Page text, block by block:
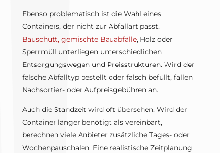
Ebenso problematisch ist die Wahl eines
Containers, der nicht zur Abfallart passt.
Bauschutt, gemischte Bauabfälle, Holz oder
Sperrmüll unterliegen unterschiedlichen
Entsorgungswegen und Preisstrukturen. Wird der
falsche Abfalltyp bestellt oder falsch befüllt, fallen
Nachsortier- oder Aufpreisgebühren an.
Auch die Standzeit wird oft übersehen. Wird der
Container länger benötigt als vereinbart,
berechnen viele Anbieter zusätzliche Tages- oder
Wochenpauschalen. Eine realistische Zeitplanung